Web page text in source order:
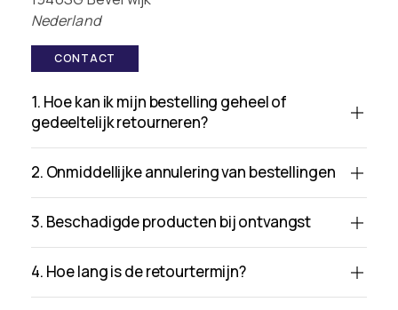
Nederland
CONTACT
1. Hoe kan ik mijn bestelling geheel of
gedeeltelijk retourneren?
2. Onmiddellijke annulering van bestellingen
3. Beschadigde producten bij ontvangst
4. Hoe lang is de retourtermijn?